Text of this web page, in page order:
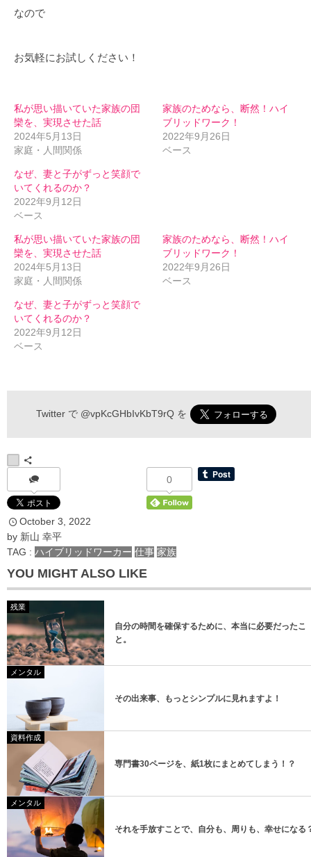
なので
お気軽にお試しください！
私が思い描いていた家族の団
欒を、実現させた話
2024年5月13日
家庭・人間関係
家族のためなら、断然！ハイ
ブリッドワーク！
2022年9月26日
ベース
なぜ、妻と子がずっと笑顔で
いてくれるのか？
2022年9月12日
ベース
私が思い描いていた家族の団
欒を、実現させた話
2024年5月13日
家庭・人間関係
家族のためなら、断然！ハイ
ブリッドワーク！
2022年9月26日
ベース
なぜ、妻と子がずっと笑顔で
いてくれるのか？
2022年9月12日
ベース
*
メールアドレス
Twitter で @vpKcGHbIvKbT9rQ を
0
October 3
2022
by 新山 幸平
TAG : ハイブリッドワーカー 仕事 家族
YOU MIGHT ALSO LIKE
残業
自分の時間を確保するために、本当に必要だったこ
と。
メンタル
その出来事、もっとシンプルに見れますよ！
資料作成
専門書30ページを、紙1枚にまとめてしまう！？
メンタル
それを手放すことで、自分も、周りも、幸せになる